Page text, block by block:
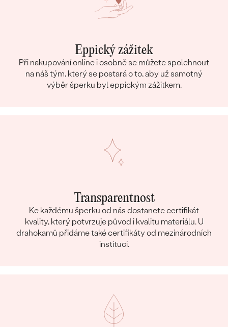
Eppický zážitek
Při nakupování online i osobně se můžete spolehnout
na náš tým, který se postará o to, aby už samotný
výběr šperku byl eppickým zážitkem.
Transparentnost
Ke každému šperku od nás dostanete certifikát
kvality, který potvrzuje původ i kvalitu materiálu. U
drahokamů přidáme také certifikáty od mezinárodních
institucí.